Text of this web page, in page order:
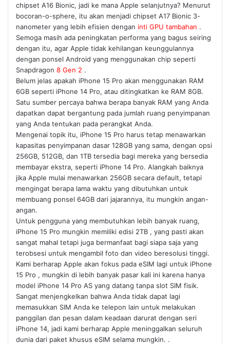
chipset A16 Bionic, jadi ke mana Apple selanjutnya? Menurut
bocoran-o-sphere, itu akan menjadi chipset A17 Bionic 3-
nanometer yang lebih efisien dengan inti GPU tambahan .
Semoga masih ada peningkatan performa yang bagus seiring
dengan itu, agar Apple tidak kehilangan keunggulannya
dengan ponsel Android yang menggunakan chip seperti
Snapdragon 8 Gen 2 .
Belum jelas apakah iPhone 15 Pro akan menggunakan RAM
6GB seperti iPhone 14 Pro, atau ditingkatkan ke RAM 8GB.
Satu sumber percaya bahwa berapa banyak RAM yang Anda
dapatkan dapat bergantung pada jumlah ruang penyimpanan
yang Anda tentukan pada perangkat Anda.
Mengenai topik itu, iPhone 15 Pro harus tetap menawarkan
kapasitas penyimpanan dasar 128GB yang sama, dengan opsi
256GB, 512GB, dan 1TB tersedia bagi mereka yang bersedia
membayar ekstra, seperti iPhone 14 Pro. Alangkah baiknya
jika Apple mulai menawarkan 256GB secara default, tetapi
mengingat berapa lama waktu yang dibutuhkan untuk
membuang ponsel 64GB dari jajarannya, itu mungkin angan-
angan.
Untuk pengguna yang membutuhkan lebih banyak ruang,
iPhone 15 Pro mungkin memiliki edisi 2TB , yang pasti akan
sangat mahal tetapi juga bermanfaat bagi siapa saja yang
terobsesi untuk mengambil foto dan video beresolusi tinggi.
Kami berharap Apple akan fokus pada eSIM lagi untuk iPhone
15 Pro , mungkin di lebih banyak pasar kali ini karena hanya
model iPhone 14 Pro AS yang datang tanpa slot SIM fisik.
Sangat menjengkelkan bahwa Anda tidak dapat lagi
memasukkan SIM Anda ke telepon lain untuk melakukan
panggilan dan pesan dalam keadaan darurat dengan seri
iPhone 14, jadi kami berharap Apple meninggalkan seluruh
dunia dari paket khusus eSIM selama mungkin. .